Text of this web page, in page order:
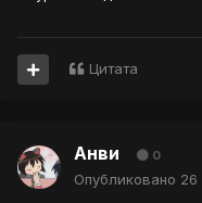
Цитата
Анви 0
Опубликовано 26